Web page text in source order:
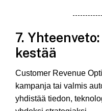
7.
kestää
Customer Revenue
kampanja tai valmis
yhdistää tiedon,